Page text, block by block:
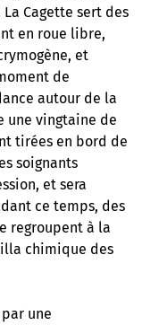
Cagette sert des
en roue libre,
et
de
autour de la
une vingtaine de
tirées en bord de
soignants
et sera
ce temps, des
regroupent à la
chimique des
une